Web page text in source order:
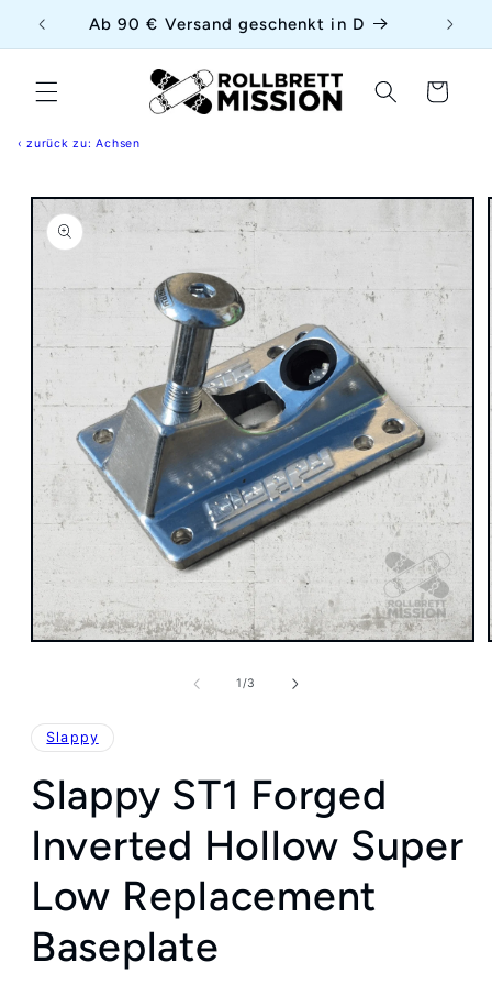
zum
Inhalt
Ab 90 € Versand geschenkt in D
Warenkorb
‹ zurück zu: Achsen
Medien
1/von
3
Slappy
Slappy ST1 Forged
Inverted Hollow Super
Low Replacement
Baseplate
{{currency}}{{discount}} undefined
View Cart